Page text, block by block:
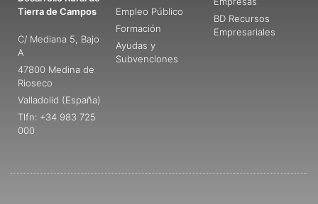
Tierra de Campos
C/ Mediana 5, Bajo
A
47800 Medina de
Rioseco
Valladolid (España)
Tlfn: +34 983 725
000
Empleo Público
Formación
Ayudas y
Subvenciones
BD Recursos
Empresariales